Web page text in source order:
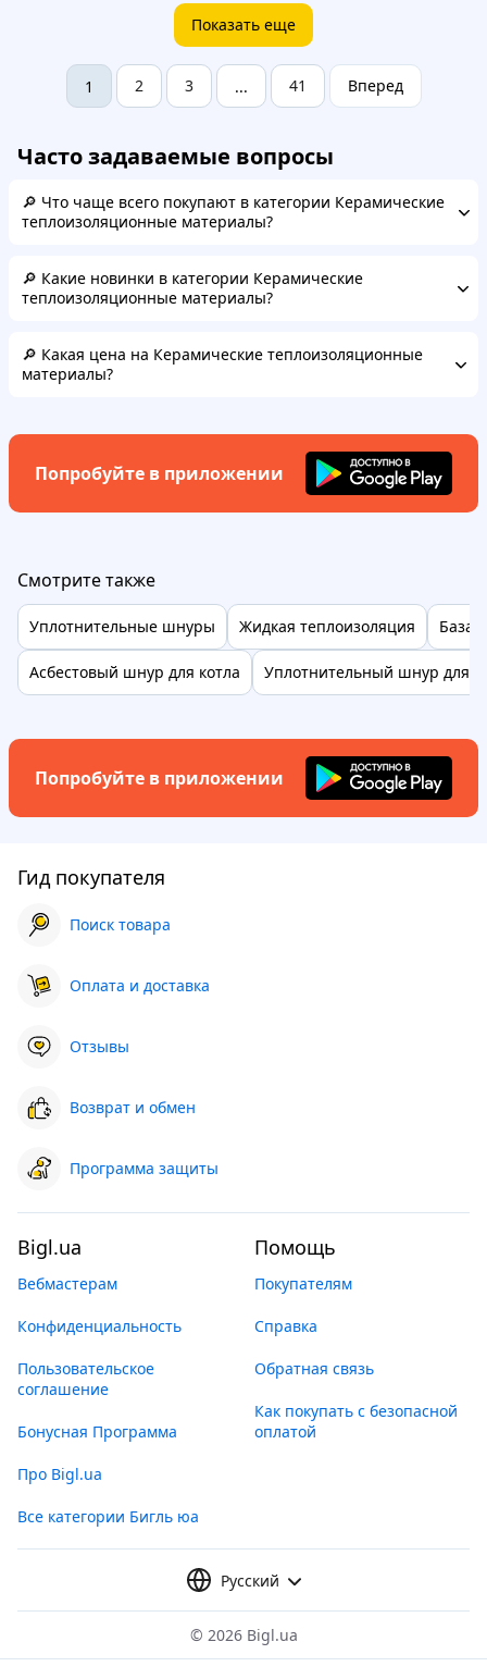
Показать еще
1 2 3 ... 41 Вперед
Часто задаваемые вопросы
🔎 Что чаще всего покупают в категории Керамические
теплоизоляционные материалы?
🔎 Какие новинки в категории Керамические
теплоизоляционные материалы?
🔎 Какая цена на Керамические теплоизоляционные
материалы?
Попробуйте в приложении
Смотрите также
Уплотнительные шнуры Жидкая теплоизоляция
Асбестовый шнур для котла Уплотнительный шнур для
Попробуйте в приложении
Гид покупателя
Поиск товара
Оплата и доставка
Отзывы
Возврат и обмен
Программа защиты
Bigl.ua
Вебмастерам
Конфиденциальность
Пользовательское
соглашение
Бонусная Программа
Про Bigl.ua
Все категории Бигль юа
Помощь
Покупателям
Справка
Обратная связь
Как покупать с безопасной
оплатой
Русский
© 2026 Bigl.ua